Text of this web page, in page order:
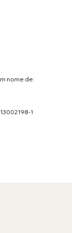
nome de:
1